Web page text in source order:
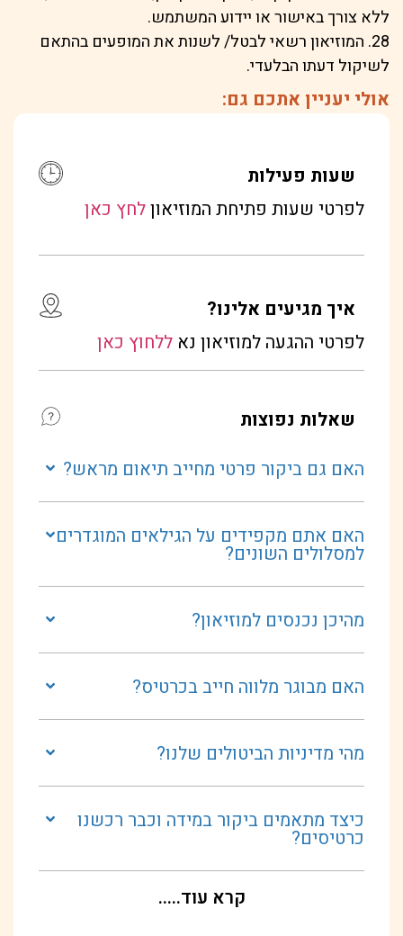
ללא צורך באישור או יידוע המשתמש.
28. המוזיאון רשאי לבטל/ לשנות את המופעים בהתאם
לשיקול דעתו הבלעדי.
אולי יעניין אתכם גם:
שעות פעילות
לפרטי שעות פתיחת המוזיאוןלחץ כאן
איך מגיעים אלינו?
לפרטי ההגעה למוזיאון נאללחוץ כאן
שאלות נפוצות
האם גם ביקור פרטי מחייב תיאום מראש?
האם אתם מקפידים על הגילאים המוגדרים
למסלולים השונים?
מהיכן נכנסים למוזיאון?
האם מבוגר מלווה חייב בכרטיס?
מהי מדיניות הביטולים שלנו?
כיצד מתאמים ביקור במידה וכבר רכשנו
כרטיסים?
קרא עוד.....